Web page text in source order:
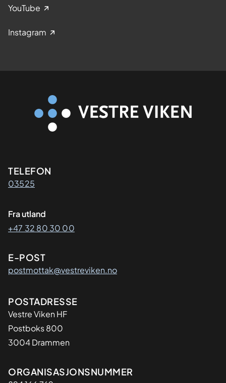
YouTube
Instagram
Kontaktinformasjon
TELEFON
03525
Fra utland
+47 32 80 30 00
E-POST
postmottak@vestreviken.no
Adresse
POSTADRESSE
Vestre Viken HF
Postboks 800
3004 Drammen
Organisasjon
ORGANISASJONSNUMMER